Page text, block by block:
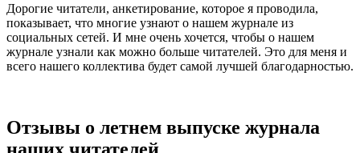
Дорогие читатели, анкетирование, которое я проводила,
показывает, что многие узнают о нашем журнале из
социальных сетей. И мне очень хочется, чтобы о нашем
журнале узнали как можно больше читателей. Это для меня и
всего нашего коллектива будет самой лучшей благодарностью.
Отзывы о летнем выпуске журнала
наших читателей